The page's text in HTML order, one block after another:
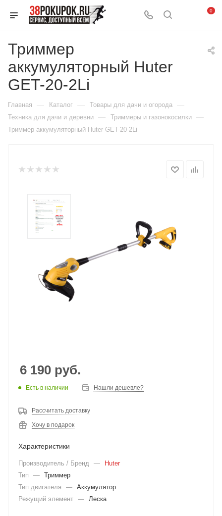
0
Триммер
аккумуляторный Huter
GET-20-2Li
Главная — Каталог — Товары для дачи и огорода —
Техника для дачи и деревни — Триммеры и газонокосилки —
Триммер аккумуляторный Huter GET-20-2Li
6 190 руб.
Есть в наличии Нашли дешевле?
Рассчитать доставку
Хочу в подарок
Характеристики
Производитель / Бренд —
Huter
Тип
— Триммер
Тип двигателя
— Аккумулятор
Режущий элемент — Леска